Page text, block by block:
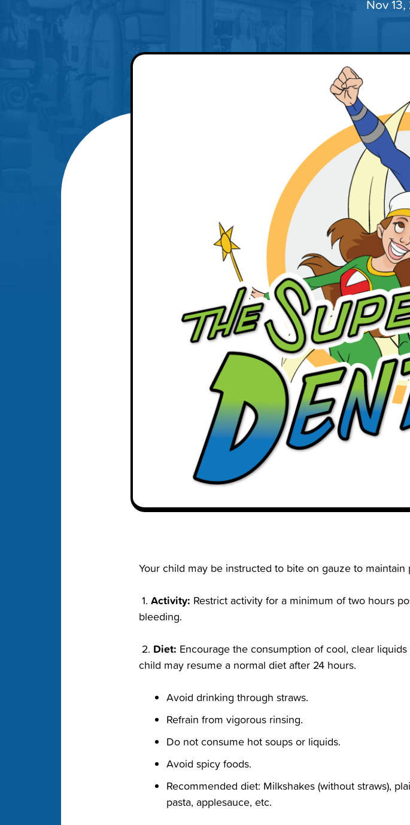
Nov
Your child may be instructed to bite on gauze to maintain
‭ 1.‬ ‭ Activity:‬ Restrict activity for a minimum of two hours‬‭
bleeding.‬
‭ 2.‬ ‭ Diet:‬ Encourage the consumption of cool, clear
child may resume a normal diet after 24 hours.‬
Avoid drinking through straws.‬
Refrain from vigorous rinsing.‬
Do not consume hot soups or liquids.‬
Avoid spicy foods.‬
Recommended diet: Milkshakes (without straws),
pasta, applesauce, etc.‬